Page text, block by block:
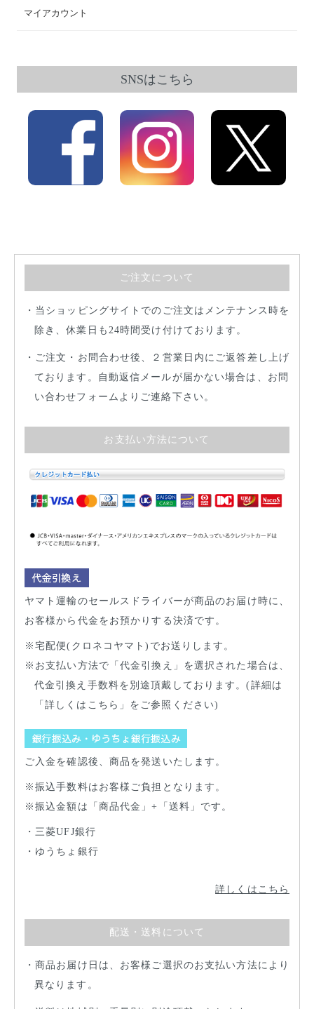
マイアカウント
SNSはこちら
ご注文について
当ショッピングサイトでのご注文はメンテナンス時を
除き、休業日も24時間受け付けております。
ご注文・お問合わせ後、２営業日内にご返答差し上げ
ております。自動返信メールが届かない場合は、お問
い合わせフォームよりご連絡下さい。
お支払い方法について
ヤマト運輸のセールスドライバーが商品のお届け時に、
お客様から代金をお預かりする決済です。
宅配便(クロネコヤマト)でお送りします。
お支払い方法で「代金引換え」を選択された場合は、
代金引換え手数料を別途頂戴しております。(詳細は
「詳しくはこちら」をご参照ください)
ご入金を確認後、商品を発送いたします。
振込手数料はお客様ご負担となります。
振込金額は「商品代金」+「送料」です。
三菱UFJ銀行
ゆうちょ銀行
詳しくはこちら
配送・送料について
商品お届け日は、お客様ご選択のお支払い方法により
異なります。